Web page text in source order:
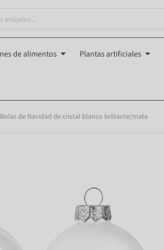
de alimentos Plantas artificiales
Bolas de Navidad de cristal blanco brillante/mate